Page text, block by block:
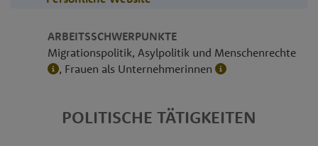
ARBEITSSCHWERPUNKTE
Mi­gra­ti­ons­po­li­tik, Asylpolitik und Menschenrechte
, Frauen als Unternehmerinnen
POLITISCHE TÄTIGKEITEN